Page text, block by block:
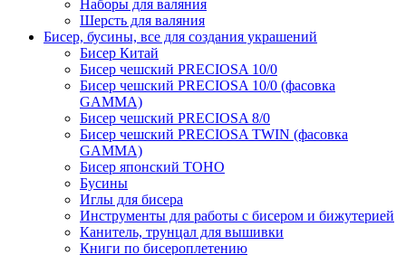
Наборы для валяния
Шерсть для валяния
Бисер, бусины, все для создания украшений
Бисер Китай
Бисер чешский PRECIOSA 10/0
Бисер чешский PRECIOSA 10/0 (фасовка
GAMMA)
Бисер чешский PRECIOSA 8/0
Бисер чешский PRECIOSA TWIN (фасовка
GAMMA)
Бисер японский TOHO
Бусины
Иглы для бисера
Инструменты для работы с бисером и бижутерией
Канитель, трунцал для вышивки
Книги по бисероплетению